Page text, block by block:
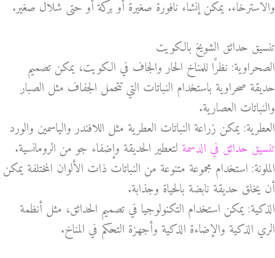
والاسترخاء. يمكن إنشاء نافورة صغيرة أو بركة أو حتى شلال صغير.
تنسيق حدائق الشويخ بالكويت
الصحراوية: نظرًا للمناخ الحار والجاف في الكويت، يمكن تصميم
حديقة صحراوية باستخدام النباتات التي تتحمل الجفاف مثل الصبار
والنباتات العصارية.
العطرية: يمكن زراعة النباتات العطرية مثل اللافندر والياسمين والورد
تنسيق حدائق في الدسمة لتعطير الحديقة وإضفاء جو من الرومانسية.
الملونة: استخدام مجموعة متنوعة من النباتات ذات الألوان المختلفة يمكن
أن يخلق حديقة نابضة بالحياة وجذابة.
الذكية: يمكن استخدام التكنولوجيا في تصميم الحدائق، مثل أنظمة
الري الذكية والإضاءة الذكية وأجهزة التحكم في المناخ.